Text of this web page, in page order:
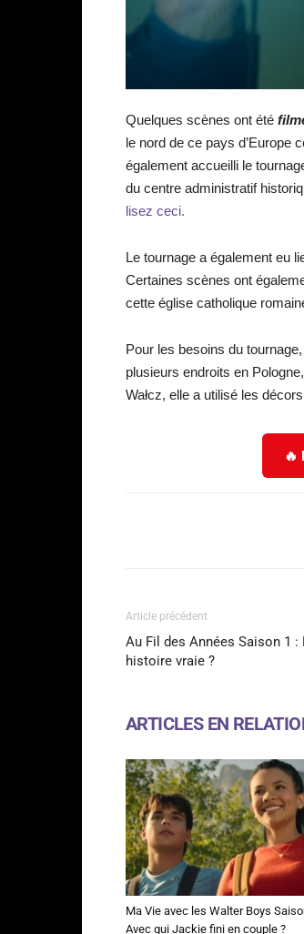
Quelques scènes ont été
le nord de ce pays d’Europe
également accueilli le
du centre administratif
lisez ceci.
Le tournage a également eu
Certaines scènes ont
cette église catholique
Pour les besoins du tournage,
plusieurs endroits en
Wałcz, elle a utilisé les
🔥
Article précédent
Au Fil des Années Saison 1 :
histoire vraie ?
ARTICLES EN
Ma Vie avec les Walter Boys
Avec qui Jackie fini en couple ?